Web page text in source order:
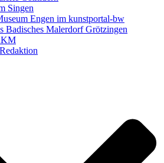
Singen
Engen im kunstportal-bw
Badisches Malerdorf Grötzingen